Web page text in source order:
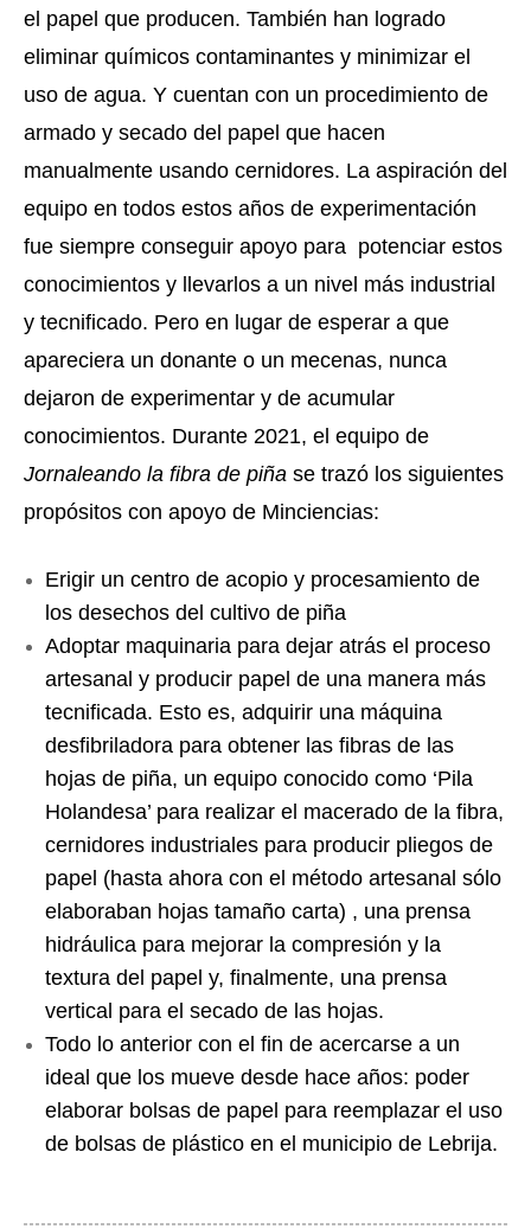
el papel que producen. También han logrado
eliminar químicos contaminantes y minimizar el
uso de agua. Y cuentan con un procedimiento de
armado y secado del papel que hacen
manualmente usando cernidores. La aspiración del
equipo en todos estos años de experimentación
fue siempre conseguir apoyo para  potenciar estos
conocimientos y llevarlos a un nivel más industrial
y tecnificado. Pero en lugar de esperar a que
apareciera un donante o un mecenas, nunca
dejaron de experimentar y de acumular
conocimientos.
Jornaleando la fibra de piña se trazó los siguientes
propósitos con apoyo de Minciencias:
Erigir un centro de acopio y procesamiento de
los desechos del cultivo de piña
Adoptar maquinaria para dejar atrás el proceso
artesanal y producir papel de una manera más
tecnificada. Esto es, adquirir una máquina
desfibriladora para obtener las fibras de las
hojas de piña, un equipo conocido como ‘Pila
Holandesa’ para realizar el macerado de la fibra,
cernidores industriales para producir pliegos de
papel (hasta ahora con el método artesanal sólo
elaboraban hojas tamaño carta) , una prensa
hidráulica para mejorar la compresión y la
textura del papel y, finalmente, una prensa
vertical para el secado de las hojas.
Todo lo anterior con el fin de acercarse a un
ideal que los mueve desde hace años: poder
elaborar bolsas de papel para reemplazar el uso
de bolsas de plástico en el municipio de Lebrija.